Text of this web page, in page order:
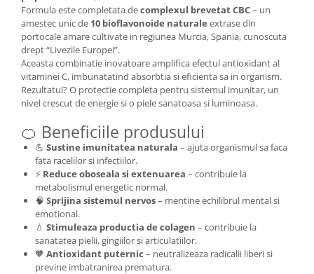
Formula este completata decomplexul brevetat CBC– un
amestec unic de 10 bioflavonoide naturale extrase din
portocale amare cultivate in regiunea Murcia, Spania, cunoscuta
drept “Livezile Europei”.
Aceasta combinatie inovatoare amplifica efectul antioxidant al
vitaminei C, imbunatatind absorbtia si eficienta sa in organism.
Rezultatul? O protectie completa pentru sistemul imunitar, un
nivel crescut de energie si o piele sanatoasa si luminoasa.
🍊 Beneficiile produsului
💪 Sustine imunitatea naturala – ajuta organismul sa faca
fata racelilor si infectiilor.
⚡ Reduce oboseala si extenuarea – contribuie la
metabolismul energetic normal.
🧠 Sprijina sistemul nervos– mentine echilibrul mental si
emotional.
💧 Stimuleaza productia de colagen – contribuie la
sanatatea pielii, gingiilor si articulatiilor.
🧡 Antioxidant puternic – neutralizeaza radicalii liberi si
previne imbatranirea prematura.